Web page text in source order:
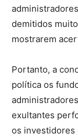
demitidos
mostrarem
Portanto, a
política os
exultantes
os investidores